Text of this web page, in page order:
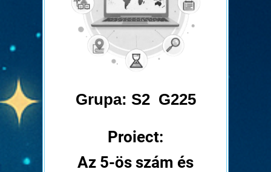
Grupa: S2 G225
Proiect:
Az 5-ös szám és